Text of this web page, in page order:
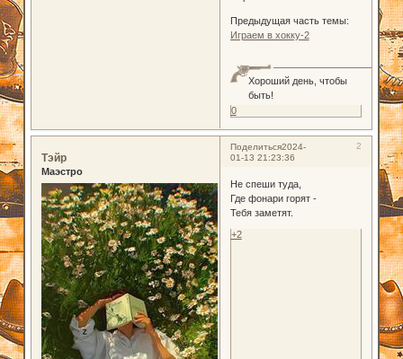
Предыдущая часть темы:
Играем в хокку-2
Хороший день, чтобы
быть!
0
Поделиться 2
2024-
01-13 21:23:36
Тэйр
Маэстро
Не спеши туда,
Где фонари горят -
Тебя заметят.
+2